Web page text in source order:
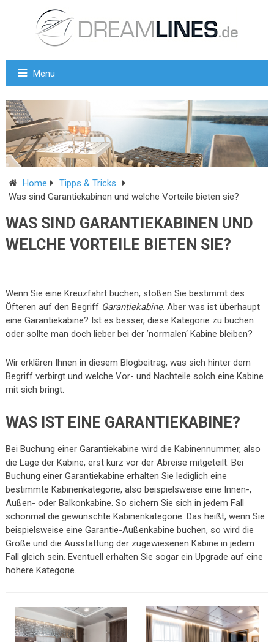
Menü
Home
Tipps & Tricks
Was sind Garantiekabinen und welche Vorteile bieten sie?
WAS SIND GARANTIEKABINEN UND
WELCHE VORTEILE BIETEN SIE?
Wenn Sie eine Kreuzfahrt buchen, stoßen Sie bestimmt des
Öfteren auf den Begriff Garantiekabine. Aber was ist überhaupt
eine Garantiekabine? Ist es besser, diese Kategorie zu buchen
oder sollte man doch lieber bei der ’normalen‘ Kabine bleiben?
Wir erklären Ihnen in diesem Blogbeitrag, was sich hinter dem
Begriff verbirgt und welche Vor- und Nachteile solch eine Kabine
mit sich bringt.
WAS IST EINE GARANTIEKABINE?
Bei Buchung einer Garantiekabine wird die Kabinennummer, also
die Lage der Kabine, erst kurz vor der Abreise mitgeteilt. Bei
Buchung einer Garantiekabine erhalten Sie lediglich eine
bestimmte Kabinenkategorie, also beispielsweise eine Innen-,
Außen- oder Balkonkabine. So sichern Sie sich in jedem Fall
schonmal die gewünschte Kabinenkategorie. Das heißt, wenn Sie
beispielsweise eine Garantie-Außenkabine buchen, so wird die
Größe und die Ausstattung der zugewiesenen Kabine in jedem
Fall gleich sein. Eventuell erhalten Sie sogar ein Upgrade auf eine
höhere Kategorie.